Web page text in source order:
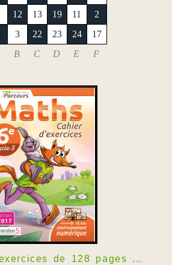
12 13 19 11
2
3 22 23 24
17
B C D E F
de 128 pages ...